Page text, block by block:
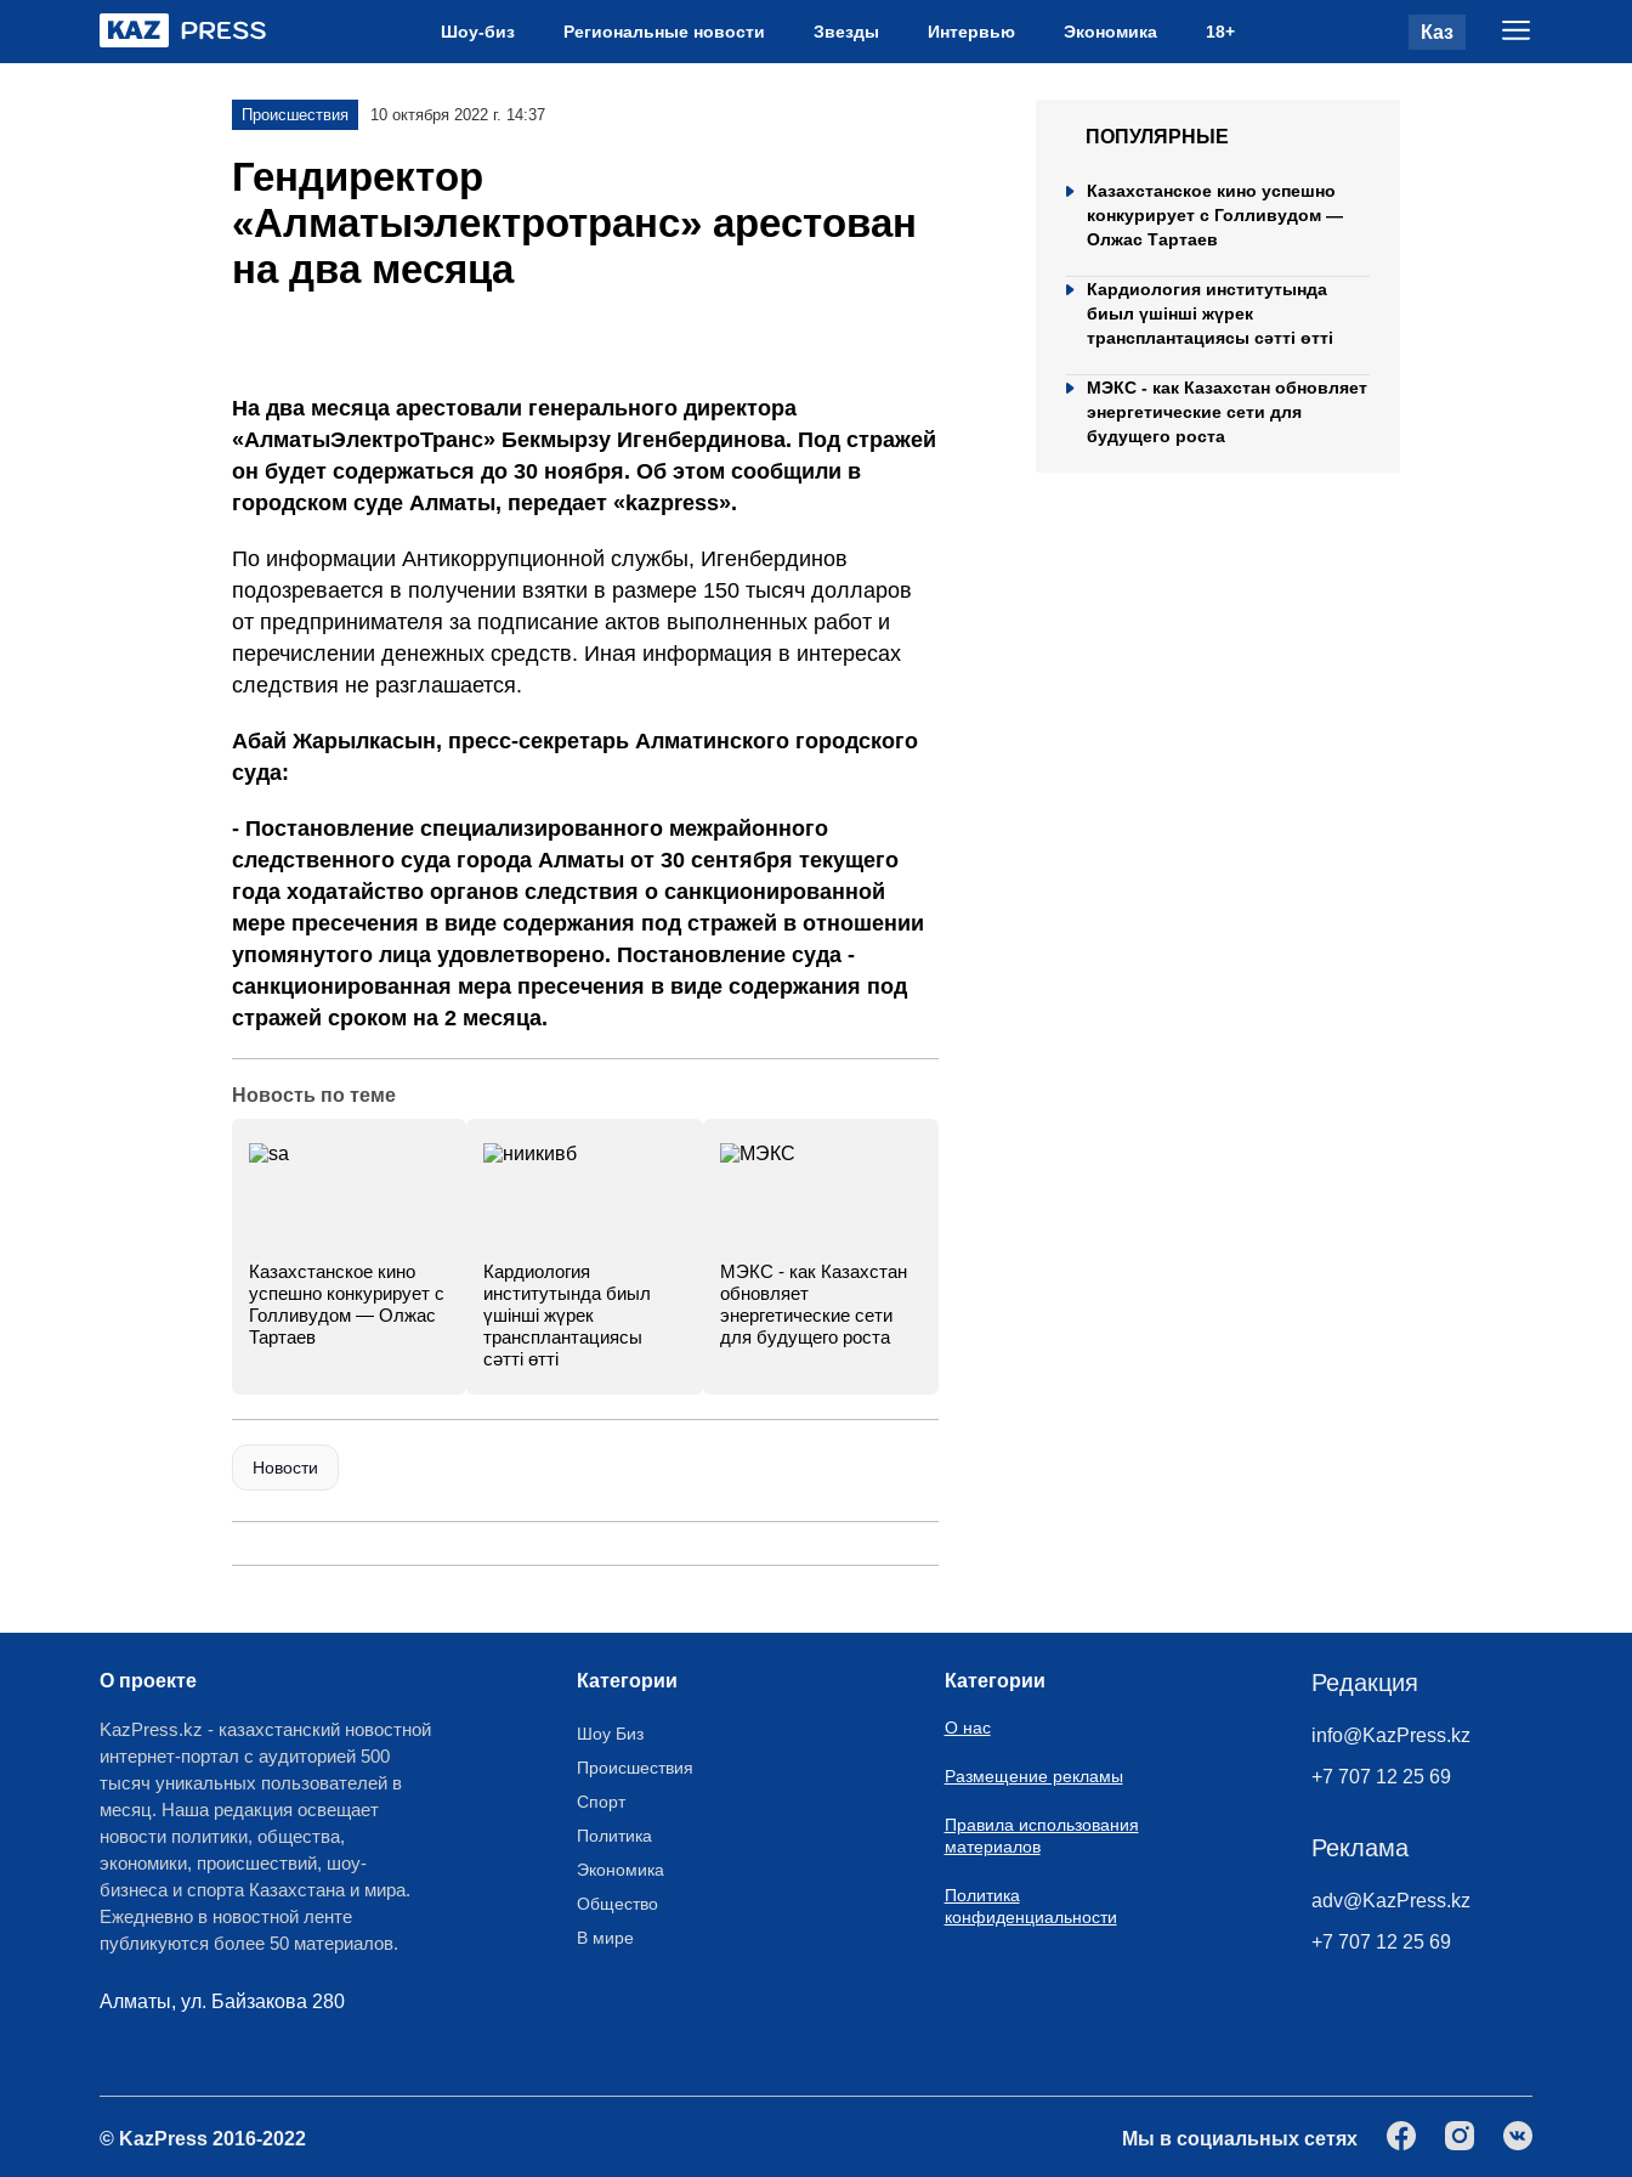
Шоу-биз Региональные новости Звезды Интервью Экономика 18+ Каз
Происшествия 10 октября 2022 г. 14:37
Гендиректор
«Алматыэлектротранс» арестован
на два месяца
На два месяца арестовали генерального директора
«АлматыЭлектроТранс» Бекмырзу Игенбердинова. Под стражей
он будет содержаться до 30 ноября. Об этом сообщили в
городском суде Алматы, передает «kazpress».
По информации Антикоррупционной службы, Игенбердинов
подозревается в получении взятки в размере 150 тысяч долларов
от предпринимателя за подписание актов выполненных работ и
перечислении денежных средств. Иная информация в интересах
следствия не разглашается.
Абай Жарылкасын, пресс-секретарь Алматинского городского
суда:
- Постановление специализированного межрайонного
следственного суда города Алматы от 30 сентября текущего
года ходатайство органов следствия о санкционированной
мере пресечения в виде содержания под стражей в отношении
упомянутого лица удовлетворено. Постановление суда -
санкционированная мера пресечения в виде содержания под
стражей сроком на 2 месяца.
Новость по теме
Казахстанское кино
успешно конкурирует с
Голливудом — Олжас
Тартаев
Кардиология
институтында биыл
үшінші жүрек
трансплантациясы
сәтті өтті
МЭКС - как Казахстан
обновляет
энергетические сети
для будущего роста
Новости
ПОПУЛЯРНЫЕ
Казахстанское кино успешно
конкурирует с Голливудом —
Олжас Тартаев
Кардиология институтында
биыл үшінші жүрек
трансплантациясы сәтті өтті
МЭКС - как Казахстан обновляет
энергетические сети для
будущего роста
О проекте
KazPress.kz - казахстанский новостной
интернет-портал с аудиторией 500
тысяч уникальных пользователей в
месяц. Наша редакция освещает
новости политики, общества,
экономики, происшествий, шоу-
бизнеса и спорта Казахстана и мира.
Ежедневно в новостной ленте
публикуются более 50 материалов.
Алматы, ул. Байзакова 280
Категории
Шоу Биз
Происшествия
Спорт
Политика
Экономика
Общество
В мире
Категории
О нас
Размещение рекламы
Правила использования
материалов
Политика
конфиденциальности
Редакция
info@KazPress.kz
+7 707 12 25 69
Реклама
adv@KazPress.kz
+7 707 12 25 69
© KazPress 2016-2022 Мы в социальных сетях